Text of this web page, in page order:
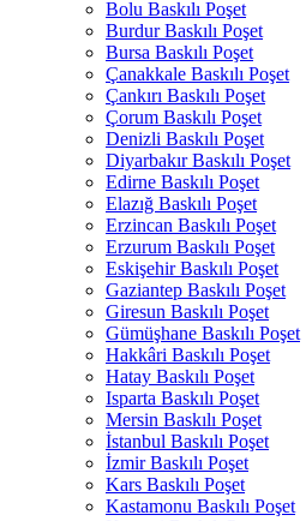
Bolu Baskılı Poşet
Burdur Baskılı Poşet
Bursa Baskılı Poşet
Çanakkale Baskılı Poşet
Çankırı Baskılı Poşet
Çorum Baskılı Poşet
Denizli Baskılı Poşet
Diyarbakır Baskılı Poşet
Edirne Baskılı Poşet
Elazığ Baskılı Poşet
Erzincan Baskılı Poşet
Erzurum Baskılı Poşet
Eskişehir Baskılı Poşet
Gaziantep Baskılı Poşet
Giresun Baskılı Poşet
Gümüşhane Baskılı Poşet
Hakkâri Baskılı Poşet
Hatay Baskılı Poşet
Isparta Baskılı Poşet
Mersin Baskılı Poşet
İstanbul Baskılı Poşet
İzmir Baskılı Poşet
Kars Baskılı Poşet
Kastamonu Baskılı Poşet